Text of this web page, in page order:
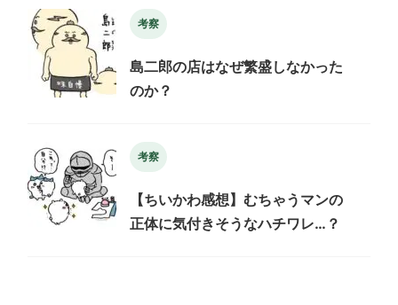
考察
島二郎の店はなぜ繁盛しなかった
のか？
考察
【ちいかわ感想】むちゃうマンの
正体に気付きそうなハチワレ…？